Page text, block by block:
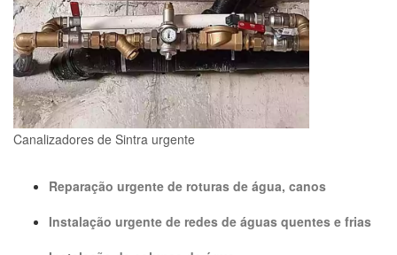
Canalizadores de Sintra urgente
Reparação urgente de roturas de água, canos
Instalação urgente de redes de águas quentes e frias